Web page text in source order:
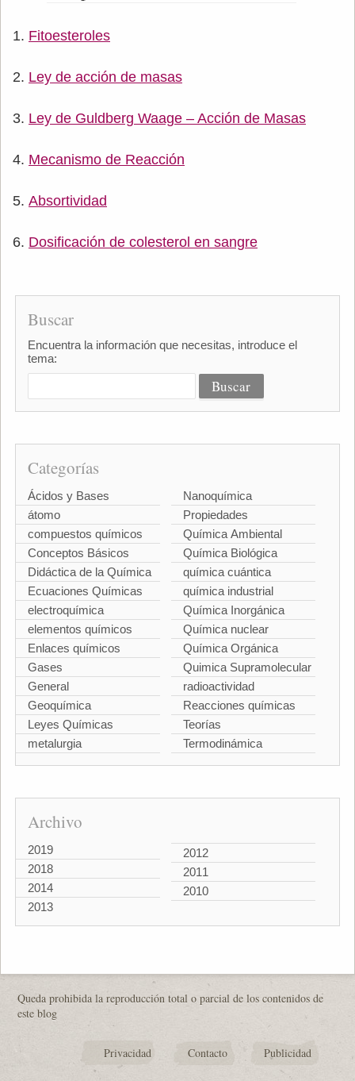
Fitoesteroles
Ley de acción de masas
Ley de Guldberg Waage – Acción de Masas
Mecanismo de Reacción
Absortividad
Dosificación de colesterol en sangre
Buscar
Encuentra la información que necesitas, introduce el
tema:
Categorías
Ácidos y Bases
átomo
compuestos químicos
Conceptos Básicos
Didáctica de la Química
Ecuaciones Químicas
electroquímica
elementos químicos
Enlaces químicos
Gases
General
Geoquímica
Leyes Químicas
metalurgia
Nanoquímica
Propiedades
Química Ambiental
Química Biológica
química cuántica
química industrial
Química Inorgánica
Química nuclear
Química Orgánica
Quimica Supramolecular
radioactividad
Reacciones químicas
Teorías
Termodinámica
Archivo
2019
2018
2014
2013
2012
2011
2010
Queda prohibida la reproducción total o parcial de los contenidos de
este blog
Privacidad Contacto Publicidad